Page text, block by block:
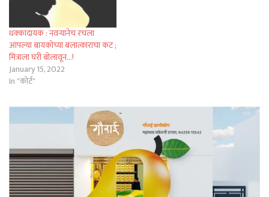
धक्कादायक : नवऱ्यानेच रचला
आपल्या बायकोच्या बलात्काराचा कट ;
मित्राला घरी बोलावून…!
January 15, 2022
In "कोर्ट"